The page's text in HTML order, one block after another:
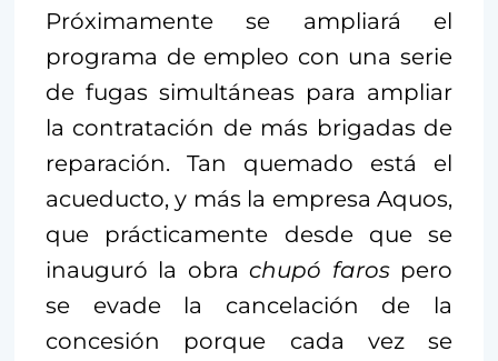
Próximamente se ampliará el
programa de empleo con una serie
de fugas simultáneas para ampliar
la contratación de más brigadas de
reparación. Tan quemado está el
acueducto, y más la empresa Aquos,
que prácticamente desde que se
inauguró la obra chupó farospero
se evade la cancelación de la
concesión porque cada vez se